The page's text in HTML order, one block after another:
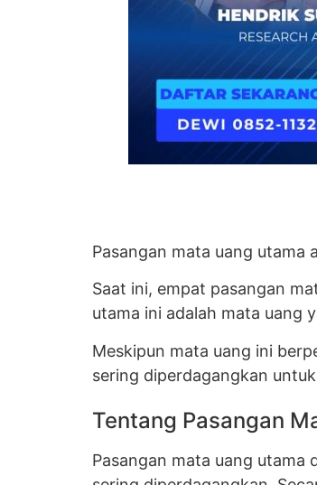
Pasangan mata uang utama
Saat ini, empat pasangan
utama ini adalah mata uang
Meskipun mata uang ini
sering diperdagangkan
Tentang Pasangan
Pasangan mata uang utama